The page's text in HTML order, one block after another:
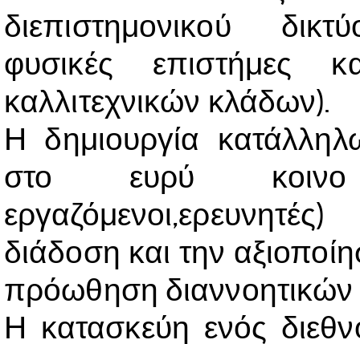
διεπιστημονικού
φυσικές
καλλιτεχνικών κλάδων).
Η δημιουργία
στο ευρύ κοινο
διάδοση και την
πρόωθηση διαννοητικών
Η κατασκεύη ενός